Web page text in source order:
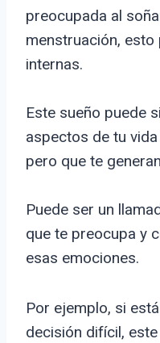
preocupada al
menstruación,
internas.
Este sueño puede
aspectos de tu
pero que te
Puede ser un
que te preocupa y
esas emociones.
Por ejemplo, si
decisión difícil,